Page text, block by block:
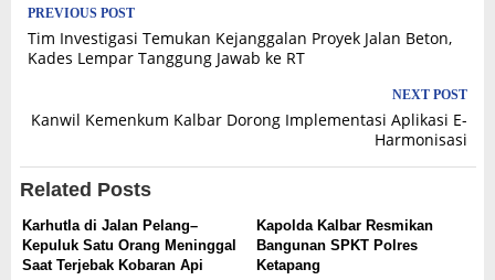
Post
navigation
PREVIOUS POST
Tim Investigasi Temukan Kejanggalan Proyek Jalan Beton,
Kades Lempar Tanggung Jawab ke RT
NEXT POST
Kanwil Kemenkum Kalbar Dorong Implementasi Aplikasi E-
Harmonisasi
Related Posts
Karhutla di Jalan Pelang–
Kepuluk Satu Orang Meninggal
Saat Terjebak Kobaran Api
Kapolda Kalbar Resmikan
Bangunan SPKT Polres
Ketapang